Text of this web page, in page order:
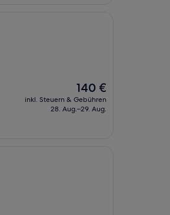
Der
Preis
beträgt
140 €
inkl. Steuern & Gebühren
28. Aug.–29. Aug.